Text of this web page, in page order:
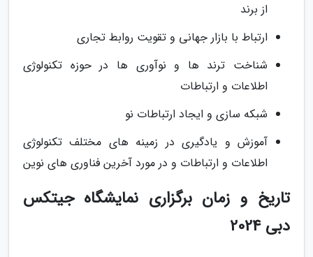
از برند
ارتباط با بازار جهانی و تقویت روابط تجاری
شناخت ترند ها و نوآوری ها در حوزه تکنولوژی
اطلاعات و ارتباطات
شبکه سازی و ایجاد ارتباطات نو
آموزش و یادگیری در زمینه های مختلف تکنولوژی
اطلاعات و ارتباطات و در مورد آخرین فناوری های نوین
تاریخ و زمان برگزاری نمایشگاه جیتکس
دبی 2024